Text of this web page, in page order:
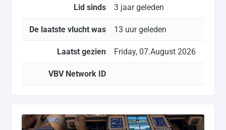
Lid sinds 3 jaar geleden
De laatste vlucht was 13 uur geleden
Laatst gezien Friday, 07.August 2026
VBV Network ID